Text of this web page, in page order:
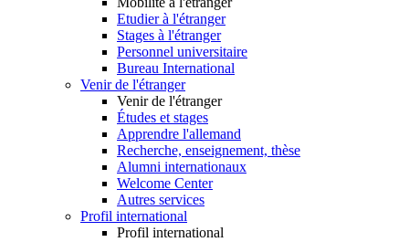
Etudier à l'étranger
Stages à l'étranger
Personnel universitaire
Bureau International
Venir de l'étranger
Venir de l'étranger
Études et stages
Apprendre l'allemand
Recherche, enseignement, thèse
Alumni internationaux
Welcome Center
Autres services
Profil international
Profil international